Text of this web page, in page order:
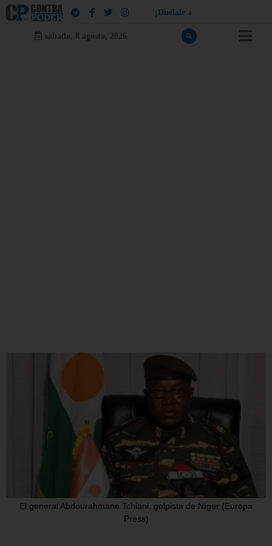
¡ Dué a e a
sábado, 8 agosto, 2026
El general Abdourahmane Tchiani, golpista de Níger (Europa
Press)